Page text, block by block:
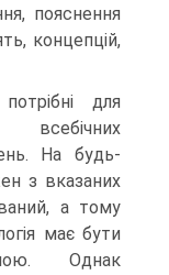
пояснення
концепцій,
для
всебічних
На будь-
з вказаних
а тому
має бути
Однак